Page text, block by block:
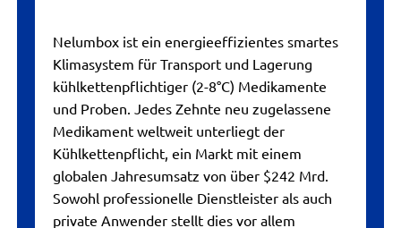
Nelumbox ist ein energieeffizientes smartes
Klimasystem für Transport und Lagerung
kühlkettenpflichtiger (2-8°C) Medikamente
und Proben. Jedes Zehnte neu zugelassene
Medikament weltweit unterliegt der
Kühlkettenpflicht, ein Markt mit einem
globalen Jahresumsatz von über $242 Mrd.
Sowohl professionelle Dienstleister als auch
private Anwender stellt dies vor allem